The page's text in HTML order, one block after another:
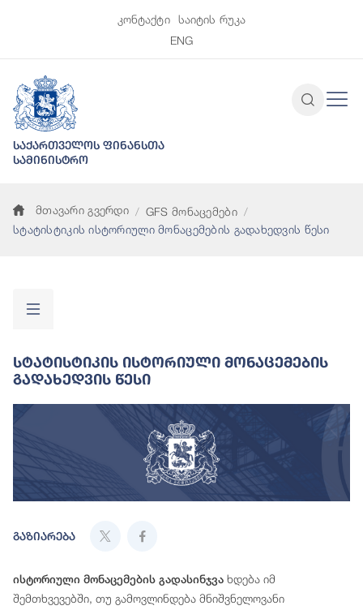
კონტაქტი
საიტის რუკა
ENG
საქართველოს ფინანსთა
სამინისტრო
მთავარი გვერდი
GFS მონაცემები
სტატისტიკის ისტორიული მონაცემების გადახედვის წესი
Სტატისტიკის Ისტორიული Მონაცემების
Გადახედვის Წესი
გაზიარება
ისტორიული მონაცემების გადასინჯვა ხდება იმ
შემთხვევებში, თუ გამოვლინდება მნიშვნელოვანი